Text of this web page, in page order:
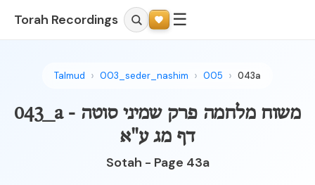
Torah Recordings ☰
Talmud 003_seder_nashim 005 043a
043_a - משוח מלחמה פרק שמיני סוטה
דף מג ע"א
Sotah - Page 43a